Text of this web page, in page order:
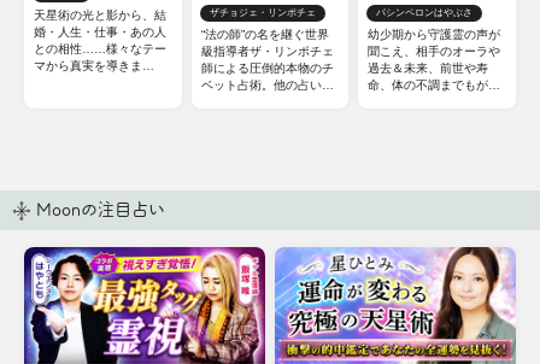
天星術の光と影から、結
婚・人生・仕事・あの人
との相性……様々なテー
マから真実を導きま
ザチョジェ・リンポチェ
“法の師”の名を継ぐ世界
級指導者ザ・リンポチェ
師による圧倒的本物のチ
ベット占術。他の占いと
パシンペロンはやぶさ
幼少期から守護霊の声が
聞こえ、相手のオーラや
過去＆未来、前世や寿
命、体の不調までもが視
Moonの注目占い